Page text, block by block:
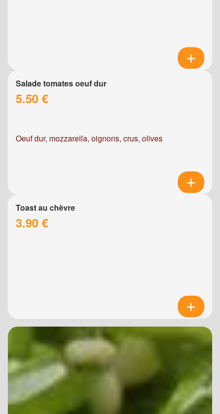
Salade tomates oeuf dur
5.50 €
Oeuf dur, mozzarella, oignons, crus, olives
Toast au chèvre
3.90 €